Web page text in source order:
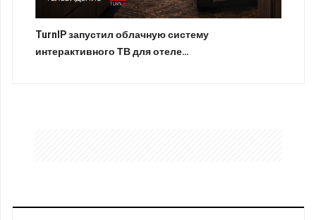
TurnIP запустил облачную систему
интерактивного ТВ для отеле…